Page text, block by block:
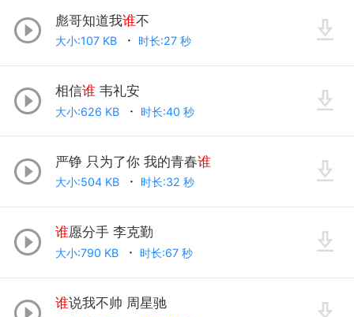
彪哥知道我谁不
大小:107 KB 时长:27 秒
相信谁韦礼安
大小:626 KB 时长:40 秒
严铮 只为了你 我的青春谁
大小:504 KB 时长:32 秒
谁愿分手 李克勤
大小:790 KB 时长:67 秒
谁说我不帅 周星驰